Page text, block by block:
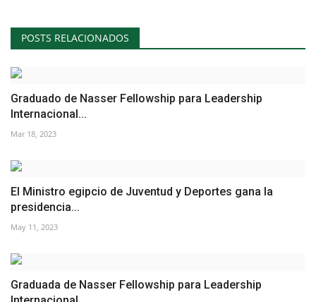
POSTS RELACIONADOS
Graduado de Nasser Fellowship para Leadership
Internacional...
Mar 18, 2023
El Ministro egipcio de Juventud y Deportes gana la
presidencia...
May 11, 2023
Graduada de Nasser Fellowship para Leadership